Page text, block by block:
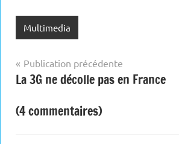
Multimedia
Navigation
de
l’article
Publication précédente
La 3G ne décolle pas en France
(4 commentaires)